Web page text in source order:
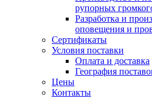
рупорных
Разработка и
оповещения и
Сертификаты
Условия поставки
Оплата и доставка
География
Цены
Контакты